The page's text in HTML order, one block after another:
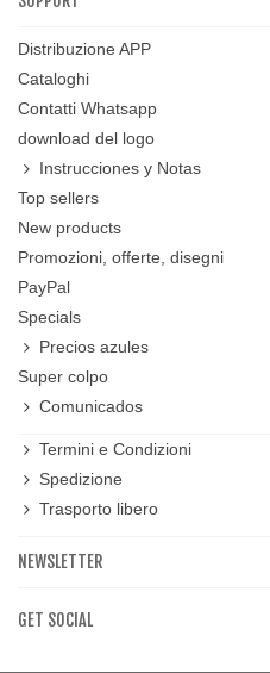
Distribuzione APP
Cataloghi
Contatti Whatsapp
download del logo
Instrucciones y Notas
Top sellers
New products
Promozioni, offerte, disegni
PayPal
Specials
Precios azules
Super colpo
Comunicados
Termini e Condizioni
Spedizione
Trasporto libero
NEWSLETTER
GET SOCIAL